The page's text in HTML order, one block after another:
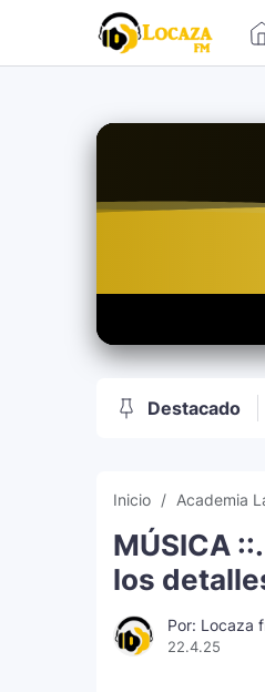
Destacado
Inicio Academia
MÚSICA
los
Por: Locaza
22.4.25